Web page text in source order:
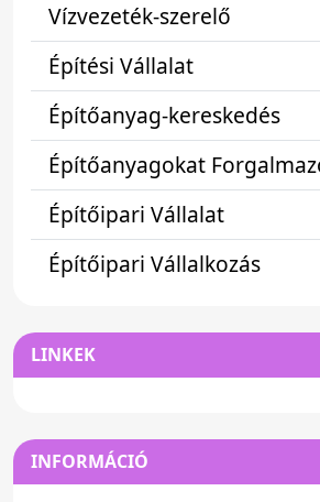
Vízvezeték-szerelő
Építési Vállalat
Építőanyag-kereskedés
Építőanyagokat
Építőipari Vállalat
Építőipari Vállalkozás
LINKEK
INFORMÁCIÓ